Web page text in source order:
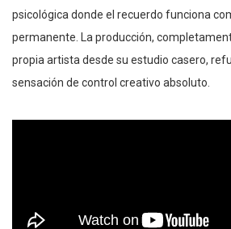
psicológica donde el recuerdo funciona
permanente. La producción,
propia artista desde su estudio casero,
sensación de control creativo absoluto.